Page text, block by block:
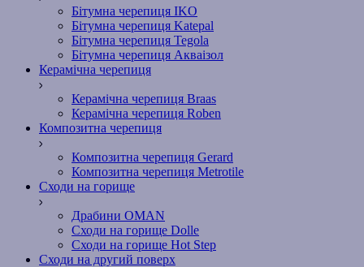
Бітумна черепиця IKO
Бітумна черепиця Katepal
Бітумна черепиця Tegola
Бітумна черепиця Акваізол
Керамічна черепиця
Керамічна черепиця Braas
Керамічна черепиця Roben
Композитна черепиця
Композитна черепиця Gerard
Композитна черепиця Metrotile
Сходи на горище
Драбини OMAN
Сходи на горище Dolle
Сходи на горище Hot Step
Сходи на другий поверх